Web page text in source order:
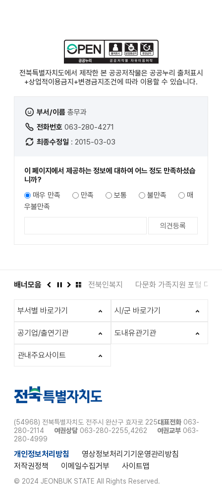
전북특별자치도에서 제작한 본 공공저작물은 공공누리 출처표시
+상업적이용금지+변경금지 조건에 따라 이용할 수 있습니다.
부서/이름 총무과
전화번호 063-280-4271
최종수정일 : 2015-03-03
이 페이지에서 제공하는 정보에 대하여 어느 정도 만족하셨습
니까?
매우 만족
만족 보통 불만족
매
우불만족
배너모음
서관 인권상담 1331 전북인복지 다문화 가족지원 포털 다누
부서별 바로가기 시/군 바로가기
공기업/출연기관 도내유관기관
관내주요사이트
(54968) 전북특별자치도 전주시 완산구 효자로 225대표전화 063-
280-2114
여권상담 063-280-2255,4262 여권교부 063-
280-4999
개인정보처리방침
영상정보처리기기운영관리방침
저작권정책
이메일수집거부 사이트맵
© 2024 JEONBUK STATE All Rights Reserved.